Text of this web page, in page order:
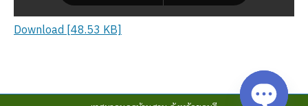
Download [48.53 KB]